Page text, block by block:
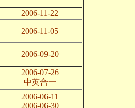
2006-11-22
2006-11-05
2006-09-20
2006-07-26
中英合一
2006-06-11
2006-06-30